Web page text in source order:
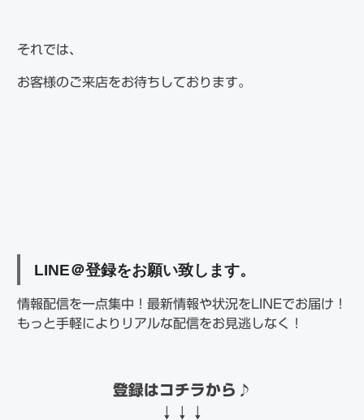
それでは、
お客様のご来店をお待ちしております。
LINE＠登録をお願い致します。
情報配信を一点集中！最新情報や状況をLINEでお届け！
もっと手軽によりリアルな配信をお見逃しなく！
登録はコチラから ♪
↓↓↓